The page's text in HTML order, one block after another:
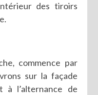
des tiroirs
commence par
sur la façade
à l’alternance de